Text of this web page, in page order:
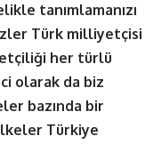
tanımlamanızı
Türk milliyetçisi
her türlü
olarak da biz
bazında bir
Türkiye